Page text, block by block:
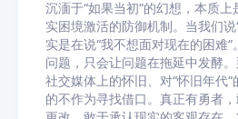
沉湎于“如果当初”的幻想，本质
实困境激活的防御机制。当我们
实是在说“我不想面对现在的困难
问题，只会让问题在拖延中发酵。
社交媒体上的怀旧、对“怀旧年代
的不作为寻找借口。真正有勇者